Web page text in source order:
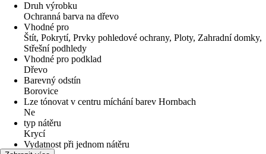
Druh výrobku
Ochranná barva na dřevo
Vhodné pro
Štít, Pokrytí, Prvky pohledové ochrany, Ploty, Zahradní domky,
Střešní podhledy
Vhodné pro podklad
Dřevo
Barevný odstín
Borovice
Lze tónovat v centru míchání barev Hornbach
Ne
typ nátěru
Krycí
Vydatnost při jednom nátěru